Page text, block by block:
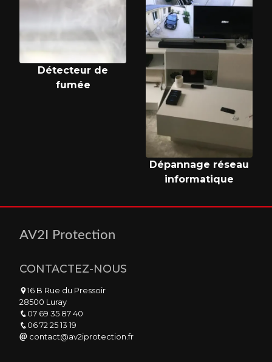
Détecteur de
fumée
Dépannage réseau
informatique
AV2I Protection
CONTACTEZ-NOUS
16 B Rue du Pressoir
28500 Luray
07 69 35 87 40
06 72 25 13 19
contact@av2iprotection.fr